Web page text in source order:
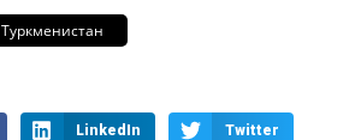
Туркменистан
LinkedIn Twitter